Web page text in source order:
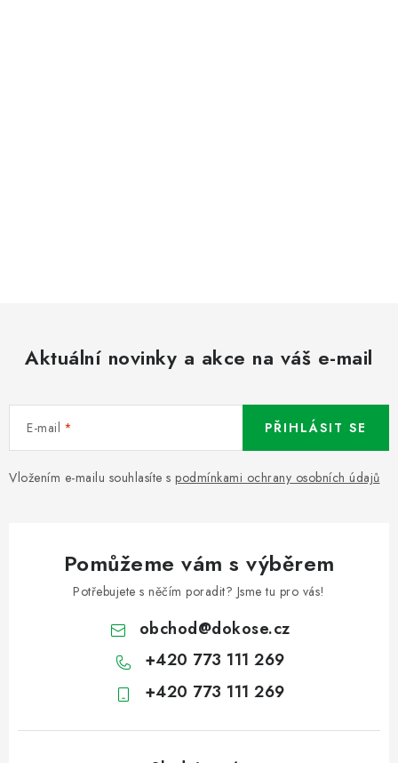
Aktuální novinky a akce na váš e-mail
E-mail
Vložením e-mailu souhlasíte s podmínkami ochrany osobních údajů
PŘIHLÁSIT SE
Pomůžeme vám s výběrem
Potřebujete s něčím poradit? Jsme tu pro vás!
obchod@dokose.cz
+420 773 111 269
+420 773 111 269